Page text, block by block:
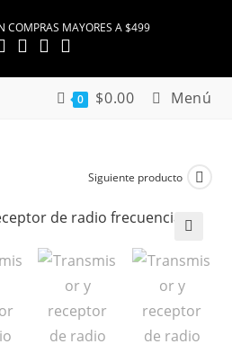
COMPRAS MAYORES A $499
0 $0.00 Menú
Siguiente producto
🔍